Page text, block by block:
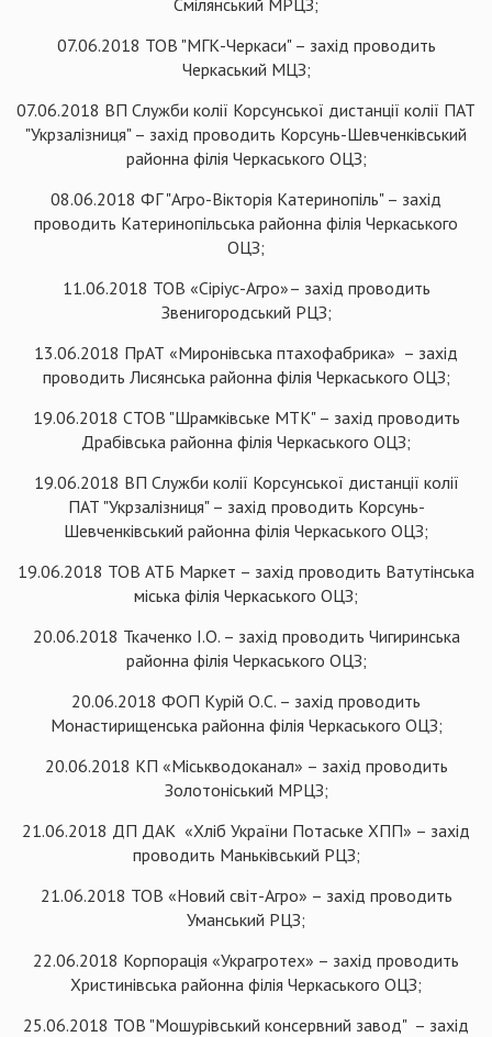
Смілянський МРЦЗ;
07.06.2018 ТОВ "МГК-Черкаси" – захід проводить
Черкаський МЦЗ;
07.06.2018 ВП Служби колії Корсунської дистанції колії ПАТ
"Укрзалізниця" – захід проводить Корсунь-Шевченківський
районна філія Черкаського ОЦЗ;
08.06.2018 ФГ "Агро-Вікторія Катеринопіль" – захід
проводить Катеринопільська районна філія Черкаського
ОЦЗ;
11.06.2018 ТОВ «Сіріус-Агро»– захід проводить
Звенигородський РЦЗ;
13.06.2018 ПрАТ «Миронівська птахофабрика» – захід
проводить Лисянська районна філія Черкаського ОЦЗ;
19.06.2018 СТОВ "Шрамківське МТК" – захід проводить
Драбівська районна філія Черкаського ОЦЗ;
19.06.2018 ВП Служби колії Корсунської дистанції колії
ПАТ "Укрзалізниця" – захід проводить Корсунь-
Шевченківський районна філія Черкаського ОЦЗ;
19.06.2018 ТОВ АТБ Маркет – захід проводить Ватутінська
міська філія Черкаського ОЦЗ;
20.06.2018 Ткаченко І.О. – захід проводить Чигиринська
районна філія Черкаського ОЦЗ;
20.06.2018 ФОП Курій О.С. – захід проводить
Монастирищенська районна філія Черкаського ОЦЗ;
20.06.2018 КП «Міськводоканал» – захід проводить
Золотоніський МРЦЗ;
21.06.2018 ДП ДАК «Хліб України Потаське ХПП» – захід
проводить Маньківський РЦЗ;
21.06.2018 ТОВ «Новий світ-Агро» – захід проводить
Уманський РЦЗ;
22.06.2018 Корпорація «Украгротех» – захід проводить
Христинівська районна філія Черкаського ОЦЗ;
25.06.2018 ТОВ "Мошурівський консервний завод" – захід